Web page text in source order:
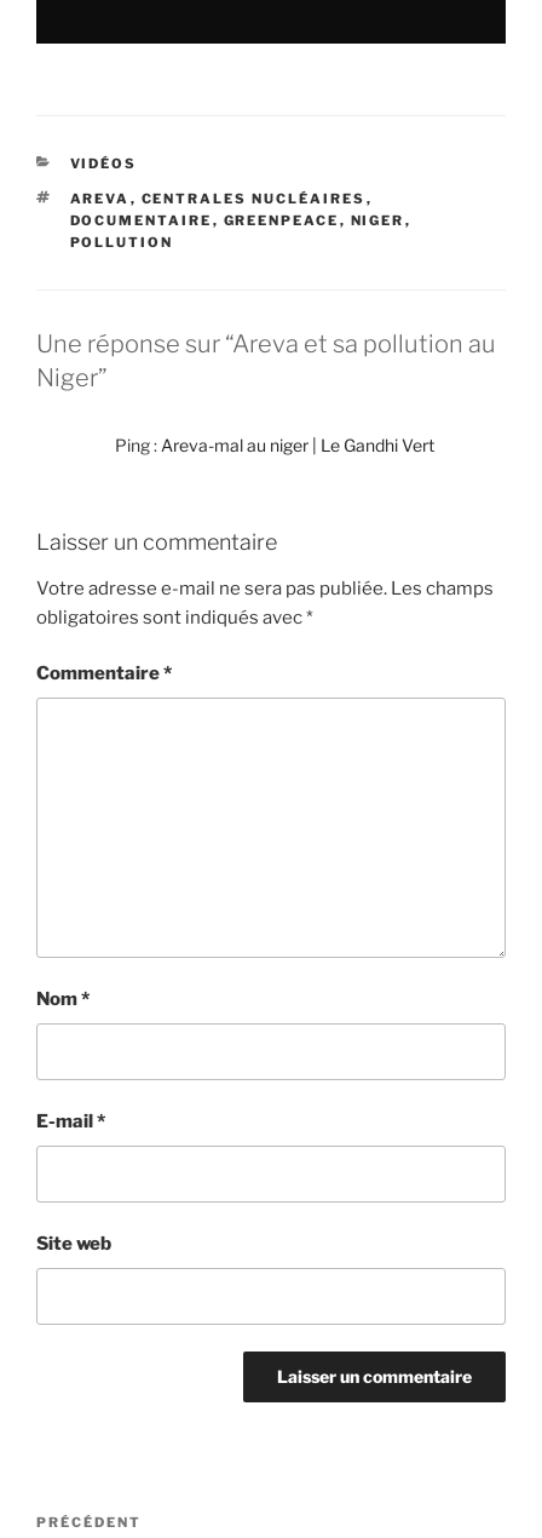
CATÉGORIES
VIDÉOS
ÉTIQUETTES
AREVA , CENTRALES NUCLÉAIRES ,
DOCUMENTAIRE , GREENPEACE , NIGER ,
POLLUTION
Une réponse sur “Areva et sa pollution au
Niger”
Ping : Areva-mal au niger | Le Gandhi Vert
Laisser un commentaire
Votre adresse e-mail ne sera pas publiée. Les champs
obligatoires sont indiqués avec*
Commentaire*
Nom*
E-mail*
Site web
Navigation
Article
PRÉCÉDENT